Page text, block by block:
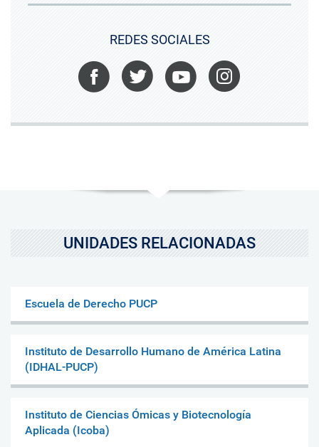
REDES SOCIALES
Facebook Twitter Youtube
UNIDADES RELACIONADAS
Escuela de Derecho PUCP
Instituto de Desarrollo Humano de América Latina
(IDHAL-PUCP)
Instituto de Ciencias Ómicas y Biotecnología
Aplicada (Icoba)